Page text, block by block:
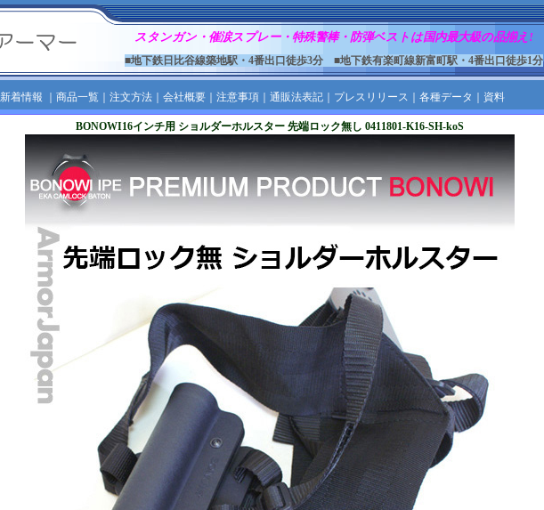
スタンガン・催涙スプレー・特殊警棒・防弾ベストは国内最大級の品揃え!
■地下鉄日比谷線築地駅・4番出口徒歩3分 ■地下鉄有楽町線新富町駅・4番出口徒歩1分
新着情報 商品一覧｜ 注文方法｜ 会社概要｜ 注意事項｜ 通販法表記｜ プレスリリース 各種データ 資料
BONOWI16インチ用 ショルダーホルスター 先端ロック無し 0411801-K16-SH-koS